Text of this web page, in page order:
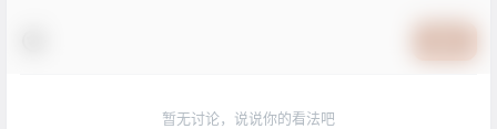
暂无讨论，说说你的看法吧